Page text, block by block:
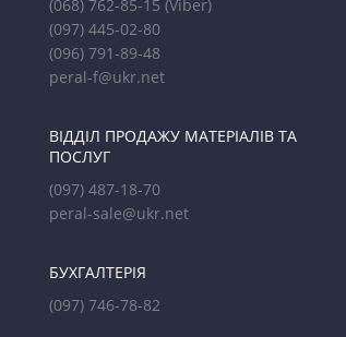
(068) 762-85-15(Viber)
(097) 445-02-80
(096) 791-89-48
peral-f@ukr.net
ВІДДІЛ ПРОДАЖУ МАТЕРІАЛІВ ТА
ПОСЛУГ
(097) 487-18-70
peral-sale@ukr.net
БУХГАЛТЕРІЯ
(097) 746-78-82